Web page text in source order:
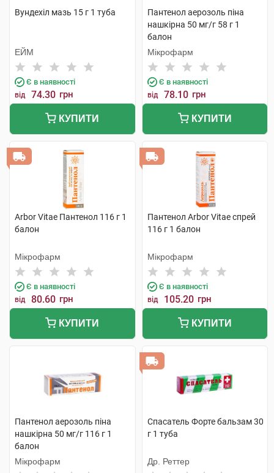
Вундехіл мазь 15 г 1 туба
ЕЙМ
Є в наявності
від 74.30 грн
КУПИТИ
Пантенол аерозоль піна
нашкірна 50 мг/г 58 г 1
балон
Мікрофарм
Є в наявності
від 78.10 грн
КУПИТИ
Arbor Vitae Пантенол 116 г 1
балон
Мікрофарм
Є в наявності
від 80.60 грн
КУПИТИ
Пантенол Arbor Vitae спрей
116 г 1 балон
Мікрофарм
Є в наявності
від 105.20 грн
КУПИТИ
Пантенол аерозоль піна
нашкірна 50 мг/г 116 г 1
балон
Мікрофарм
Спасатель Форте бальзам 30
г 1 туба
Др. Реттер